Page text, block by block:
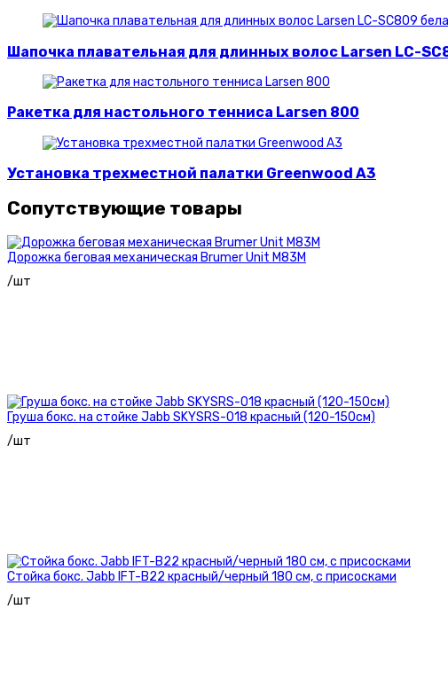
Шапочка плавательная для длинных волос Larsen LC-
Ракетка для настольного тенниса Larsen 800
Установка трехместной палатки Greenwood A3
Сопутствующие товары
Дорожка беговая механическая Brumer Unit M83M
/шт
Груша бокс. на стойке Jabb SKYSRS-018 красный (120-150см)
/шт
Стойка бокс. Jabb IFT-B22 красный/черный 180 см, с присосками
/шт